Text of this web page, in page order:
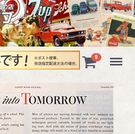
0 Menu